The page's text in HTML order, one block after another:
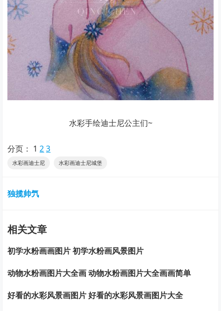
水彩手绘迪士尼公主们~
分页： 1 2 3
水彩画迪士尼 水彩画迪士尼城堡
独揽帅氕
相关文章
初学水粉画画图片 初学水粉画风景图片
动物水粉画图片大全画 动物水粉画图片大全画画简单
好看的水彩风景画图片 好看的水彩风景画图片大全